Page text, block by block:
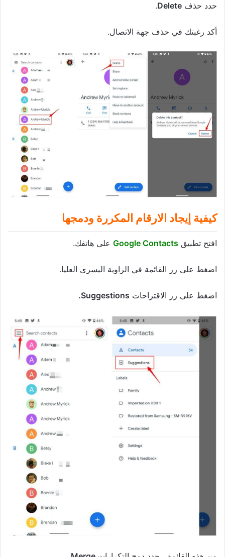
حدد حذف Delete
.
أكد رغبتك في حذف جهة الاتصال.
كيفية إيجاد الارقام المكررة ودمجها
افتح تطبيق Google Contacts على هاتفك.
اضغط على زر القائمة في الزاوية اليسرى العليا.
اضغط على زر الاقتراحات Suggestions.